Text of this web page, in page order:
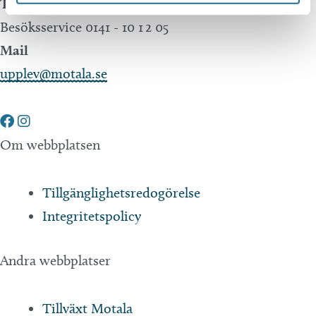
Besöksservice 0141 - 10 1 2 05
Mail
upplev@motala.se
Om webbplatsen
Tillgänglighetsredogörelse
Integritetspolicy
Andra webbplatser
Tillväxt Motala